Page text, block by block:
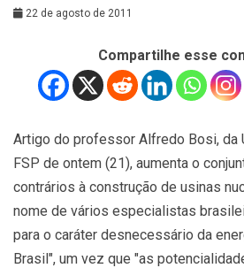
22 de agosto de 2011
Compartilhe esse
Artigo do professor Alfredo Bosi, da
FSP de ontem (21), aumenta o
contrários à construção de usinas
nome de vários especialistas
para o caráter desnecessário da
Brasil", um vez que "as